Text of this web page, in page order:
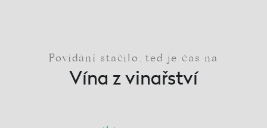
Povídání stačilo, teď je čas na
Vína z vinařství